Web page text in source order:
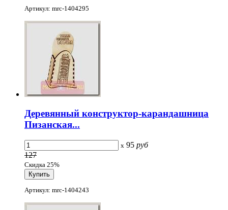
Артикул: mrc-1404295
Деревянный конструктор-карандашница
Пизанская...
x 95 руб
127
Скидка 25%
Артикул: mrc-1404243